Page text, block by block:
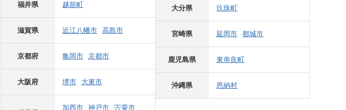
福井県 越前町
滋賀県 近江八幡市 高島市
京都府 亀岡市 京都市
大阪府 堺市 大東市
加西市 神戸市
宍粟市
大分県 玖珠町
宮崎県 延岡市 都城市
鹿児島県 東串良町
沖縄県 恩納村